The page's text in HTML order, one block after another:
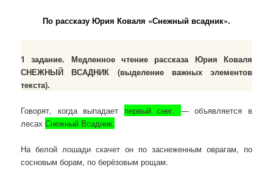
По рассказу Юрия Коваля «Снежный всадник».
1 задание. Медленное чтение рассказа Юрия Коваля
СНЕЖНЫЙ ВСАДНИК (выделение важных элементов
текста).
Говорят, когда выпадает первый снег, — объявляется в
лесахСнежный Всадник.
На белой лошади скачет он по заснеженным оврагам, по
сосновым борам, по берёзовым рощам.